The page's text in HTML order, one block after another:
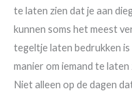
te laten zien dat je aan
kunnen soms het meest
tegeltje laten bedrukken
manier om iemand te
Niet alleen op de dagen